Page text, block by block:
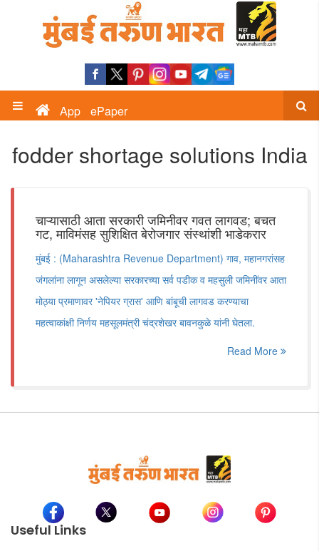
App ePaper
fodder shortage solutions India
चाऱ्यासाठी आता सरकारी जमिनीवर गवत लागवड; बचत
गट, माविमंसह सुशिक्षित बेरोजगार संस्थांशी भाडेकरार
मुंबई : (Maharashtra Revenue Department) गाव, महानगरांसह
जंगलांना लागून असलेल्या सरकारच्या सर्व पडीक व महसुली जमिनींवर आता
मोठ्या प्रमाणावर 'नेपियर ग्रास' आणि बांबूची लागवड करण्याचा
महत्वाकांक्षी निर्णय महसूलमंत्री चंद्रशेखर बावनकुळे यांनी घेतला.
Read More
Useful Links